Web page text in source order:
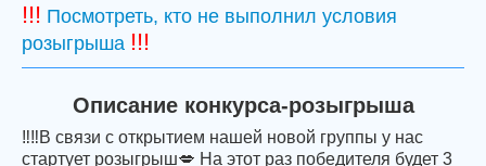
!!! Посмотреть, кто не выполнил условия
розыгрыша !!!
Описание конкурса-розыгрыша
‼‼В связи с открытием нашей новой группы у нас
стартует розыгрыш💋 На этот раз победителя будет 3